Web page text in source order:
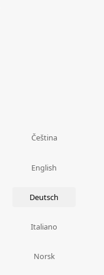
Čeština
English
Deutsch
Italiano
Norsk